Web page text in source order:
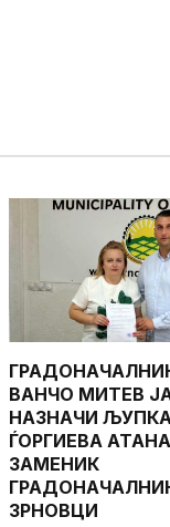
ВАНЧО МИТЕВ
НАЗНАЧИ
ЃОРГИЕВА
ЗАМЕНИК
ЗРНОВЦИ